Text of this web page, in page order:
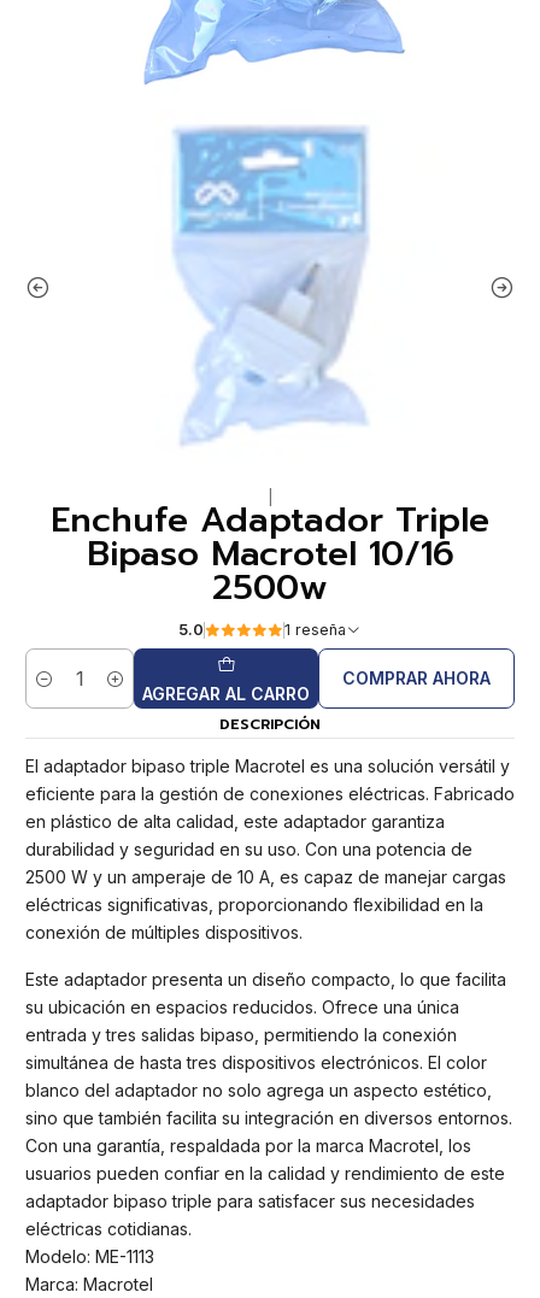
Enchufe Adaptador Triple
Bipaso Macrotel 10/16
2500w
5.0 1 reseña
Cantidad AGREGAR AL CARRO
COMPRAR AHORA
DESCRIPCIÓN
El adaptador bipaso triple Macrotel es una solución versátil y
eficiente para la gestión de conexiones eléctricas. Fabricado
en plástico de alta calidad, este adaptador garantiza
durabilidad y seguridad en su uso. Con una potencia de
2500 W y un amperaje de 10 A, es capaz de manejar cargas
eléctricas significativas, proporcionando flexibilidad en la
conexión de múltiples dispositivos.
Este adaptador presenta un diseño compacto, lo que facilita
su ubicación en espacios reducidos. Ofrece una única
entrada y tres salidas bipaso, permitiendo la conexión
simultánea de hasta tres dispositivos electrónicos. El color
blanco del adaptador no solo agrega un aspecto estético,
sino que también facilita su integración en diversos entornos.
Con una garantía, respaldada por la marca Macrotel, los
usuarios pueden confiar en la calidad y rendimiento de este
adaptador bipaso triple para satisfacer sus necesidades
eléctricas cotidianas.
Modelo: ME-1113
Marca: Macrotel